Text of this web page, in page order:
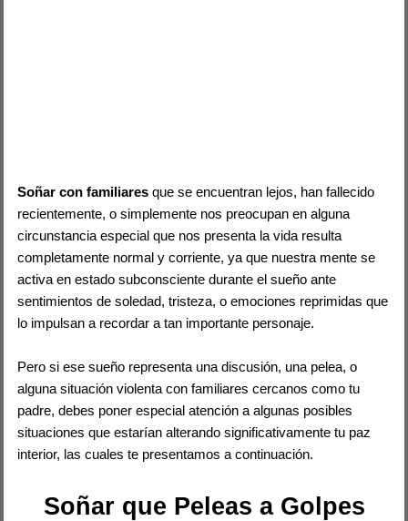
Soñar con familiares que se encuentran lejos, han fallecido
recientemente, o simplemente nos preocupan en alguna
circunstancia especial que nos presenta la vida resulta
completamente normal y corriente, ya que nuestra mente se
activa en estado subconsciente durante el sueño ante
sentimientos de soledad, tristeza, o emociones reprimidas que
lo impulsan a recordar a tan importante personaje.
Pero si ese sueño representa una discusión, una pelea, o
alguna situación violenta con familiares cercanos como tu
padre, debes poner especial atención a algunas posibles
situaciones que estarían alterando significativamente tu paz
interior, las cuales te presentamos a continuación.
Soñar que Peleas a Golpes